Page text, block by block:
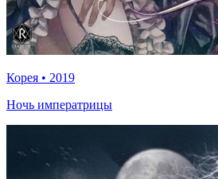
Корея • 2019
Ночь императрицы